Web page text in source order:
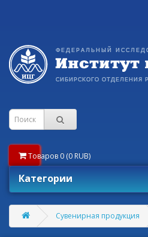
Товаров 0 (0 RUB)
Категории
Сувенирная продукция